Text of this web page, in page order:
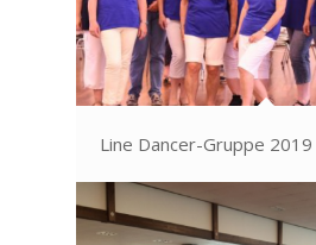
Line Dancer-Gruppe 2019